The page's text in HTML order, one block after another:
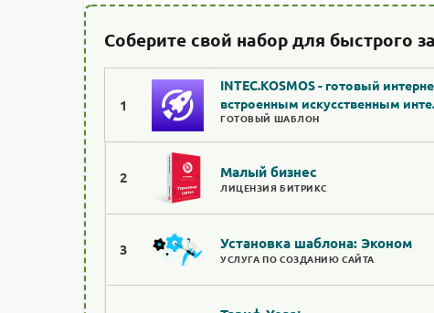
Соберите свой набор для быстрого
1
INTEC.KOSMOS - готовый
встроенным искусственным
ГОТОВЫЙ ШАБЛОН
2 Малый бизнес
ЛИЦЕНЗИЯ БИТРИКС
3 Установка шаблона: Эконом
УСЛУГА ПО СОЗДАНИЮ САЙТА